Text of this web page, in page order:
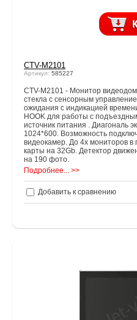
CTV-M2101
Артикул: 585227
CTV-M2101 - Монитор
стекла с сенсорным
ожидания с индикацией
HOOK для работы с
источник питания . Диагональ
1024*600. Возможность
видеокамер. До 4х мониторов
карты на 32Gb. Детектор
на 190 фото.
Подробнее... >>
Добавить к сравнению